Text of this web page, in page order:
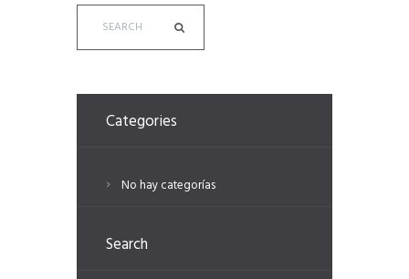
Categories
No hay categorías
Search